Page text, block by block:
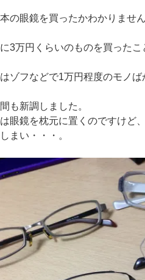
の眼鏡を買ったかわかりませ
3万円くらいのものを買った
ゾフなどで1万円程度のモノば
も新調しました。
眼鏡を枕元に置くのですけど
まい・・・。